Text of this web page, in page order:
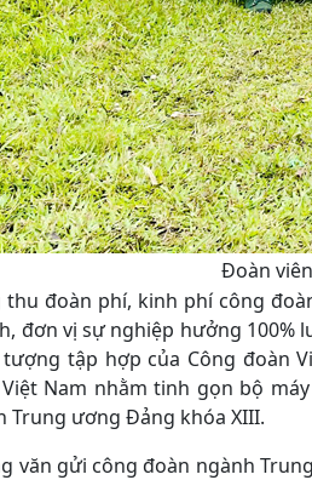
Đoàn
thu đoàn phí, kinh phí công
đơn vị sự nghiệp hưởng
tập hợp của Công đoàn
Nam nhằm tinh gọn bộ
Trung ương Đảng khóa XIII.
văn gửi công đoàn ngành